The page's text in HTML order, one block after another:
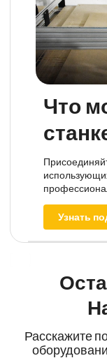
Что
Узнать
Расскажите